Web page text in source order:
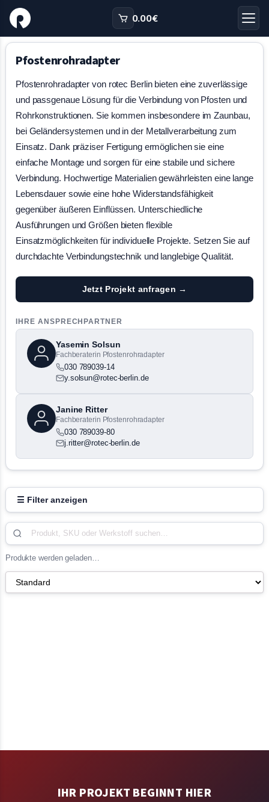
0.00€
Pfostenrohradapter
Pfostenrohradapter von rotec Berlin bieten eine zuverlässige
und passgenaue Lösung für die Verbindung von Pfosten und
Rohrkonstruktionen. Sie kommen insbesondere im Zaunbau,
bei Geländersystemen und in der Metallverarbeitung zum
Einsatz. Dank präziser Fertigung ermöglichen sie eine
einfache Montage und sorgen für eine stabile und sichere
Verbindung. Hochwertige Materialien gewährleisten eine lange
Lebensdauer sowie eine hohe Widerstandsfähigkeit
gegenüber äußeren Einflüssen. Unterschiedliche
Ausführungen und Größen bieten flexible
Einsatzmöglichkeiten für individuelle Projekte. Setzen Sie auf
durchdachte Verbindungstechnik und langlebige Qualität.
Jetzt Projekt anfragen →
IHRE ANSPRECHPARTNER
Yasemin Solsun
Fachberaterin Pfostenrohradapter
030 789039-14
y.solsun@rotec-berlin.de
Janine Ritter
Fachberaterin Pfostenrohradapter
030 789039-80
j.ritter@rotec-berlin.de
☰ Filter anzeigen
Produkte werden geladen…
IHR PROJEKT BEGINNT HIER